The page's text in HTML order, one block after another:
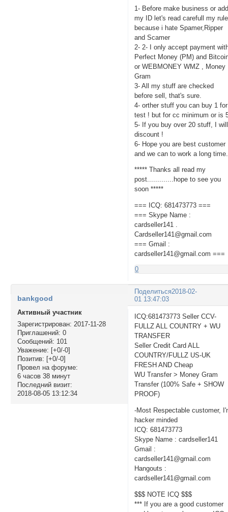
1- Before make business or
my ID let's read carefull my rule
because i hate Spamer,Ripper
and Scamer
2- 2- I only accept payment
Perfect Money (PM) and
or WEBMONEY WMZ , Money
Gram
3- All my stuff are checked
before sell, that's sure.
4- orther stuff you can buy 1 for
test ! but for cc minimum or is
5- If you buy over 20 stuff, I will
discount !
6- Hope you are best customer
and we can to work a long time.
***** Thanks all read my
post.............hope to see you
soon *****
=== ICQ: 681473773 ===
=== Skype Name :
cardseller141 .
Cardseller141@gmail.com
=== Gmail :
cardseller141@gmail.com ===
0
Поделиться2018-02-
01 13:47:03
bankgood
Активный участник
Зарегистрирован: 2017-11-28
Приглашений: 0
Сообщений: 101
Уважение: [+0/-0]
Позитив: [+0/-0]
Провел на форуме:
6 часов 38 минут
Последний визит:
2018-08-05 13:12:34
ICQ:681473773 Seller CCV-
FULLZ ALL COUNTRY + WU
TRANSFER
Seller Credit Card ALL
COUNTRY/FULLZ US-UK
FRESH AND Cheap
WU Transfer > Money Gram
Transfer (100% Safe + SHOW
PROOF)
-Most Respectable customer,
hacker minded
ICQ: 681473773
Skype Name : cardseller141
Gmail :
cardseller141@gmail.com
Hangouts :
cardseller141@gmail.com
$$$ NOTE ICQ $$$
*** If you are a good customer